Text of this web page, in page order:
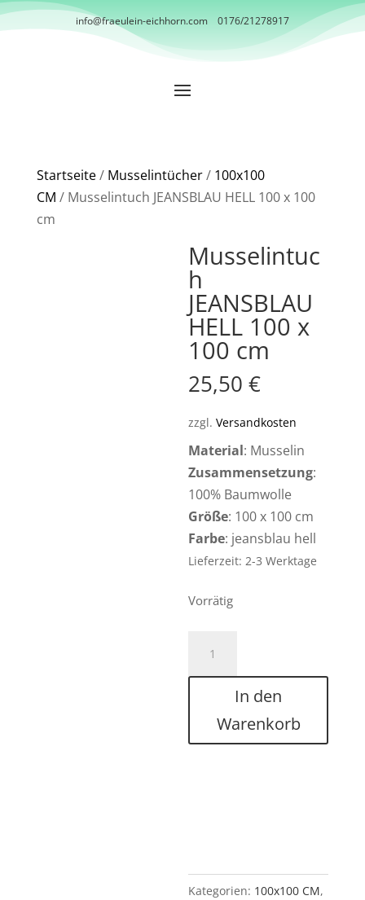
info@fraeulein-eichhorn.com 0176/21278917
Startseite/ Musselintücher/ 100x100
CM / Musselintuch JEANSBLAU HELL 100 x 100
cm
Musselintuc
h
JEANSBLAU
HELL 100 x
100 cm
25,50€
zzgl.Versandkosten
Material: Musselin
Zusammensetzung:
100% Baumwolle
Größe: 100 x 100 cm
Farbe: jeansblau hell
Lieferzeit: 2-3 Werktage
Vorrätig
JEANSBLAU
In den
Warenkorb
Kategorien: 100x100 CM,